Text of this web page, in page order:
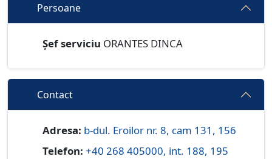
Persoane
Șef serviciu ORANTES DINCA
Contact
Adresa: b-dul. Eroilor nr. 8, cam 131, 156
Telefon: +40 268 405000, int. 188, 195